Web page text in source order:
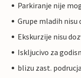
Parkiranje nije
Grupe mladih nisu
Ekskurzije nisu
Iskljucivo za
blizu zast.